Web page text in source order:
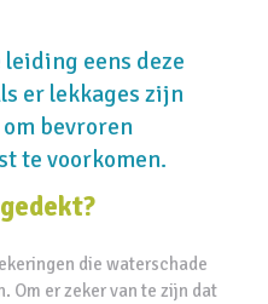
eens deze
er lekkages zijn
bevroren
te voorkomen.
die waterschade
Om er zeker van te zijn dat